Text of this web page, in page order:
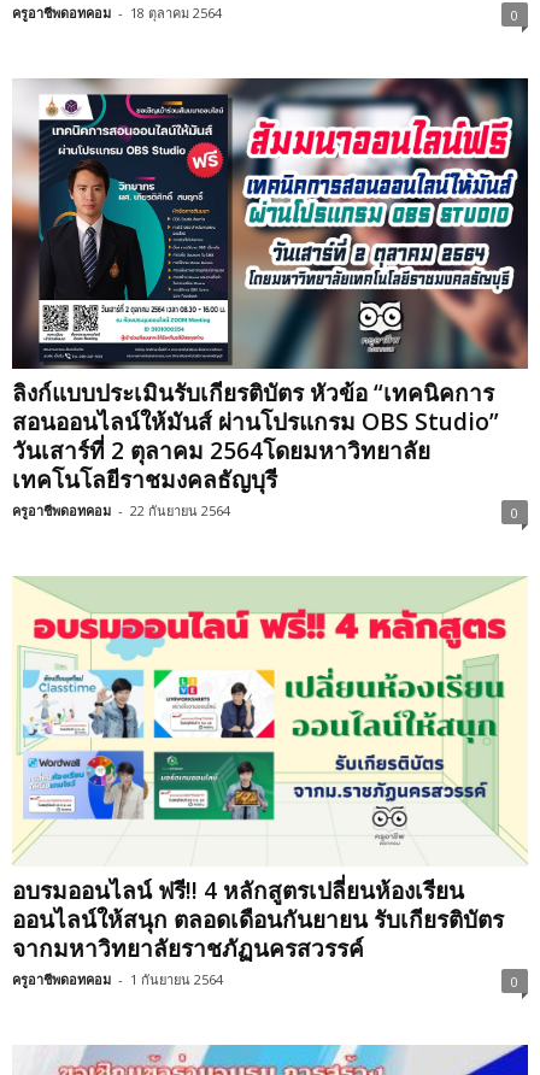
ครูอาชีพดอทคอม - 18 ตุลาคม 2564 0
ลิงก์แบบประเมินรับเกียรติบัตร หัวข้อ “เทคนิคการ
สอนออนไลน์ให้มันส์ ผ่านโปรแกรม OBS Studio”
วันเสาร์ที่ 2 ตุลาคม 2564โดยมหาวิทยาลัย
เทคโนโลยีราชมงคลธัญบุรี
ครูอาชีพดอทคอม - 22 กันยายน 2564 0
อบรมออนไลน์ ฟรี!! 4 หลักสูตรเปลี่ยนห้องเรียน
ออนไลน์ให้สนุก ตลอดเดือนกันยายน รับเกียรติบัตร
จากมหาวิทยาลัยราชภัฏนครสวรรค์
ครูอาชีพดอทคอม - 1 กันยายน 2564 0